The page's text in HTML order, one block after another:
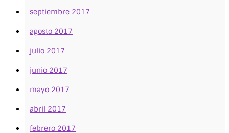
septiembre 2017
agosto 2017
julio 2017
junio 2017
mayo 2017
abril 2017
febrero 2017